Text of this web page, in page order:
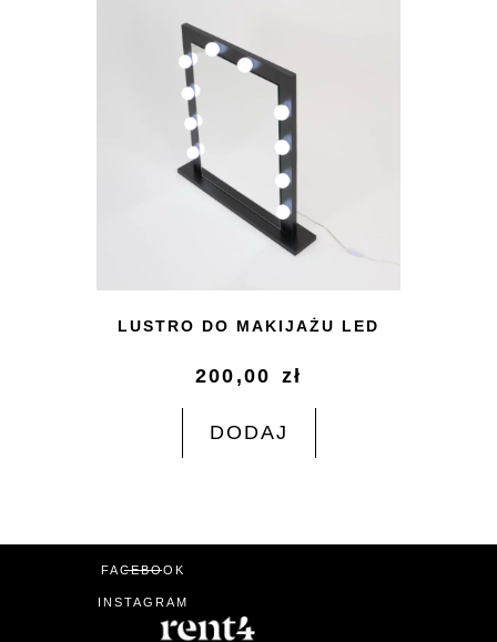
LUSTRO DO MAKIJAŻU LED
200,00 zł
DODAJ
FACEBOOK
INSTAGRAM